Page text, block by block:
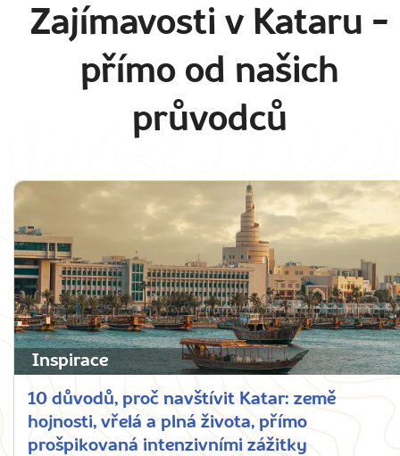
Zajímavosti v Kataru -
přímo od našich
průvodců
Inspirace
10 důvodů, proč navštívit Katar: země
hojnosti, vřelá a plná života, přímo
prošpikovaná intenzivními zážitky